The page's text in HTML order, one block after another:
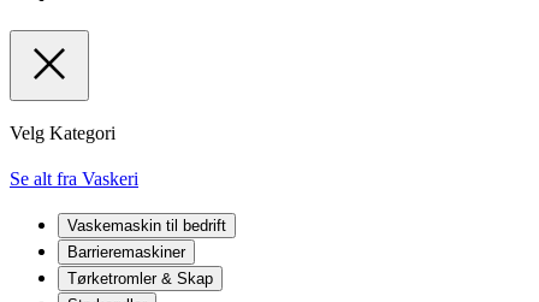
Velg Kategori
Se alt fra Vaskeri
Vaskemaskin til bedrift
Barrieremaskiner
Tørketromler & Skap